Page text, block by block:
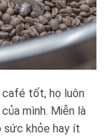
café tốt, họ luôn
mình. Miễn là
sức khỏe hay ít